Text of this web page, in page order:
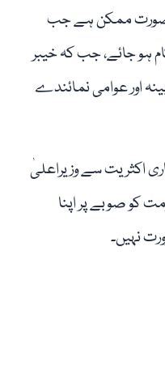
صورت ممکن ہے جب
ہو جائے، جب کہ خیبر
اور عوامی نمائندے
اکثریت سے وزیراعلیٰ
کو صوبے پر اپنا
نہیں۔